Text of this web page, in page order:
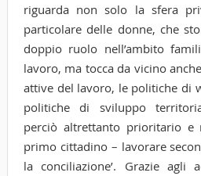
riguarda non solo la sfera
particolare delle donne, che
doppio ruolo nell’ambito
lavoro, ma tocca da vicino
attive del lavoro, le politiche di
politiche di sviluppo
perciò altrettanto prioritario e
primo cittadino – lavorare
la conciliazione’. Grazie agli